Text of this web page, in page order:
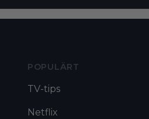
POPULÄRT
TV-tips
Netflix